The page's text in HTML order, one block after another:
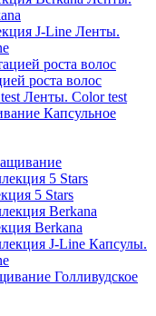
Ленты.
роста волос
Ленты. Color test
Капсульное
5 Stars
Berkana
Капсулы.
Голливудское